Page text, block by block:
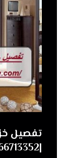
تفصيل
|0566713352